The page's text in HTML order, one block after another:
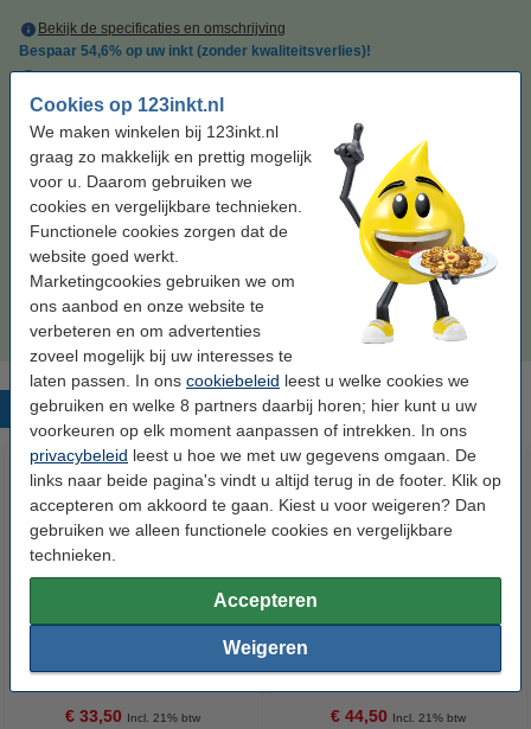
Cookies op 123inkt.nl
We maken winkelen bij 123inkt.nl
graag zo makkelijk en prettig mogelijk
voor u. Daarom gebruiken we
cookies en vergelijkbare technieken.
Functionele cookies zorgen dat de
website goed werkt.
Marketingcookies gebruiken we om
ons aanbod en onze website te
verbeteren en om advertenties
zoveel mogelijk bij uw interesses te
laten passen. In ons cookiebeleid leest u welke cookies we
gebruiken en welke 8 partners daarbij horen; hier kunt u uw
voorkeuren op elk moment aanpassen of intrekken. In ons
privacybeleid leest u hoe we met uw gegevens omgaan. De
links naar beide pagina's vindt u altijd terug in de footer. Klik op
accepteren om akkoord te gaan. Kiest u voor weigeren? Dan
gebruiken we alleen functionele cookies en vergelijkbare
technieken.
Accepteren
Weigeren
Bekijk de specificaties en omschrijving
Bespaar 54,6% op uw inkt (zonder kwaliteitsverlies)!
Prijs per ml € 1,03
€ 17,50 Bestellen
Tip: complete set bestellen
Epson aanbieding: T347-serie zwart + 3 kleuren
(123inkt huismerk)
€ 84,50
Populaire producten
van 2.500 vel A4 - 80 grams
€ 33,50 Incl. 21% btw € 44,50 Incl. 21% btw